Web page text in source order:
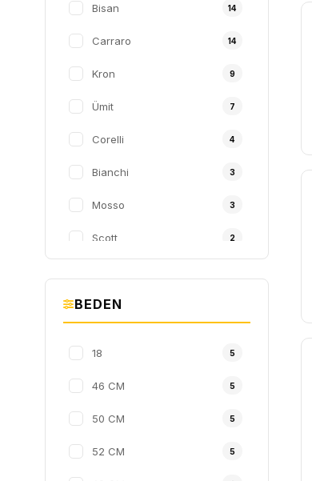
Bisan 14
Carraro 14
Kron 9
Ümit 7
Corelli 4
Bianchi 3
Mosso 3
Scott 2
Giant
BEDEN
18 5
46 CM 5
50 CM 5
52 CM 5